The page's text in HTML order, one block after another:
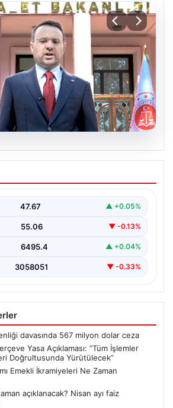
Çerçeve Yasa
İşlemler Hukuk
Gürlek, terörle mücadelede yeni bir
çerçeve yasanın Meclis’te kabul…
47.67 ▲ +0.05%
55.06 ▼ -0.13%
6495.4 ▲ +0.04%
3058051 ▼ -0.33%
davasında 567 milyon dolar ceza
Yasa Açıklaması: “Tüm İşlemler
Doğrultusunda Yürütülecek”
Emekli İkramiyeleri Ne Zaman
açıklanacak? Nisan ayı faiz